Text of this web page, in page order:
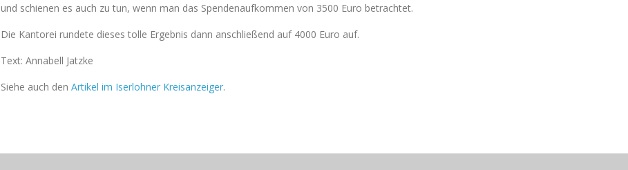
und schienen es auch zu tun, wenn man das Spendenaufkommen von 3500 Euro betrachtet.
Die Kantorei rundete dieses tolle Ergebnis dann anschließend auf 4000 Euro auf.
Text: Annabell Jatzke
Siehe auch den Artikel im Iserlohner Kreisanzeiger.